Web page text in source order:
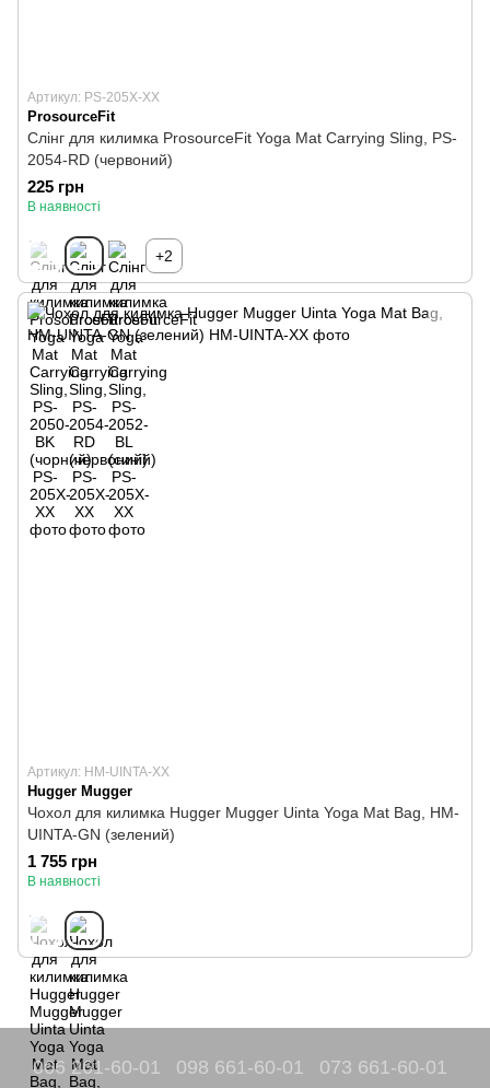
Артикул: PS-205Х-XX
ProsourceFit
Слінг для килимка ProsourceFit Yoga Mat Carrying Sling, PS-
2054-RD (червоний)
225 грн
В наявності
+2
Артикул: HM-UINTA-XX
Hugger Mugger
Чохол для килимка Hugger Mugger Uinta Yoga Mat Bag, HM-
UINTA-GN (зелений)
1 755 грн
В наявності
066 261-60-01 098 661-60-01 073 661-60-01